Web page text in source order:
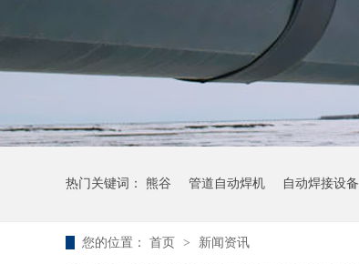
热门关键词： 熊谷 管道自动焊机 自动焊接设备
您的位置： 首页 > 新闻资讯